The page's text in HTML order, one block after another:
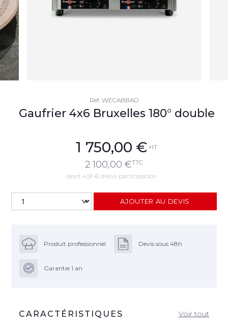
Réf. WECABBAO
Gaufrier 4x6 Bruxelles 180° double
1 750,00 € HT
2 100,00 €TTC
dont 4,91 € d'éco-participation
AJOUTER AU DEVIS
Produit professionnel Devis sous 48h
Garantie 1 an
CARACTÉRISTIQUES Voir tout